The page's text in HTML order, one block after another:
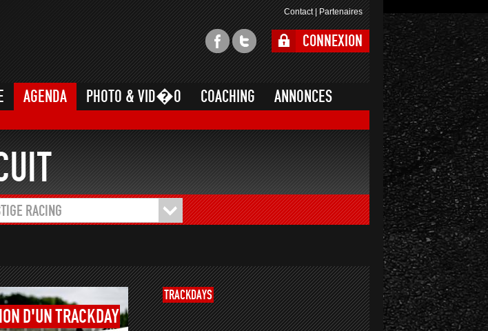
Contact|Partenaires
CONNEXION
AGENDA PHOTO & VID�O COACHING ANNONCES
RACING
D'UN TRACKDAY
TRACKDAYS